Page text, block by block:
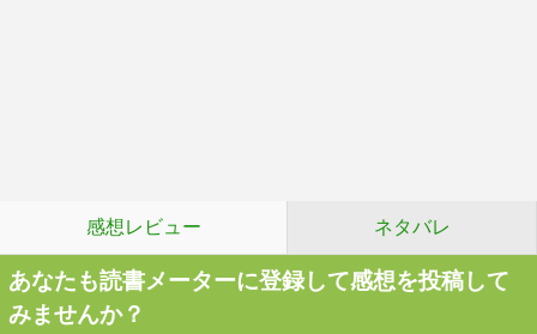
感想レビュー ネタバレ
あなたも読書メーターに登録して感想を投稿して
みませんか？